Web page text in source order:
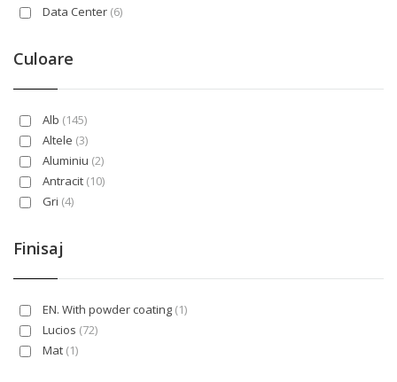
Data Center (6)
Living Light
Matix(24)
Mosaic(50)
New Unica
System
(85)
Unica
(5)
Culoare
Alb (145)
Altele (3)
Aluminiu (2)
Antracit (10)
Gri (4)
Rosu
Titan
Verde(1)
Finisaj
EN. With powder coating (1)
Lucios (72)
Mat (1)